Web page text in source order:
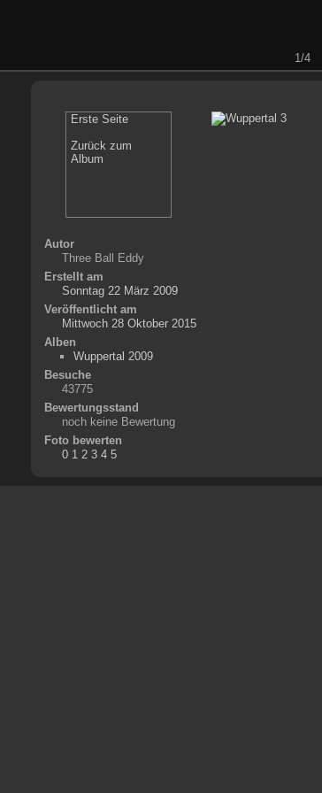
1/4
Erste Seite
Zurück zum
Album
Autor
Three Ball Eddy
Erstellt am
Sonntag 22 März 2009
Veröffentlicht am
Mittwoch 28 Oktober 2015
Alben
Wuppertal 2009
Besuche
43775
Bewertungsstand
noch keine Bewertung
Foto bewerten